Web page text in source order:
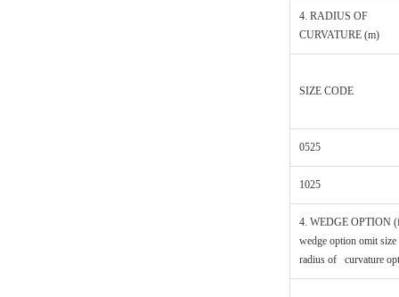
4. RADIUS OF
CURVATURE (m)
SIZE CODE
0525
1025
4. WEDGE OPTION
wedge option omit size
radius of curvature